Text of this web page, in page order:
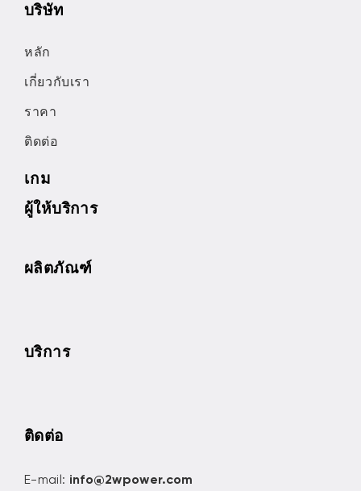
บริษัท
หลัก
เกี่ยวกับเรา
ราคา
ติดต่อ
เกม
ผู้ให้บริการ
ผลิตภัณฑ์
บริการ
ติดต่อ
E-mail: info@2wpower.com